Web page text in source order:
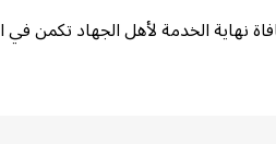
نهاية الخدمة لأهل الجهاد تكمن في